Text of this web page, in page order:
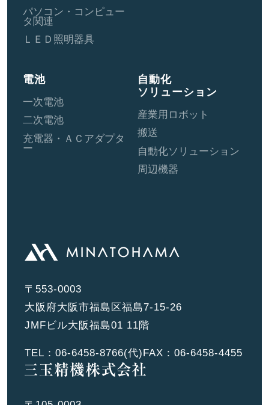
パソコン・コンピュー
タ関連
ＬＥＤ照明器具
電池
一次電池
二次電池
充電器・ＡＣアダプタ
ー
自動化
ソリューション
産業用ロボット
搬送
自動化ソリューション
周辺機器
〒553-0003
大阪府大阪市福島区福島7-15-26
JMFビル大阪福島01 11階
TEL： 06-6458-8766(代) FAX：06-6458-4455